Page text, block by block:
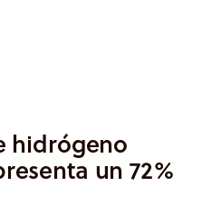
hidrógeno
un 72%